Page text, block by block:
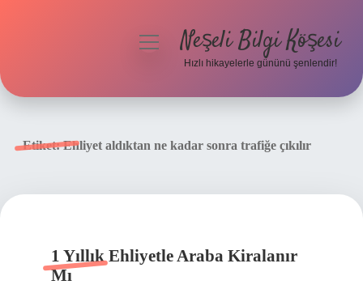
menüyüNeşeli Bilgi Köşesi
Hızlı hikayelerle gününü şenlendir!
Etiket:Ehliyet aldıktan ne kadar sonra trafiğe çıkılır
1 Yıllık Ehliyetle Araba Kiralanır
Mı